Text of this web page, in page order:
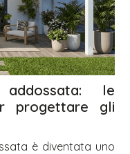
le
progettare gli
è diventata uno